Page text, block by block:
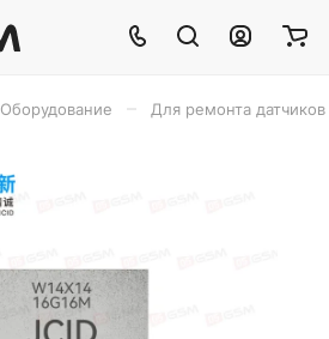
Оборудование Для ремонта